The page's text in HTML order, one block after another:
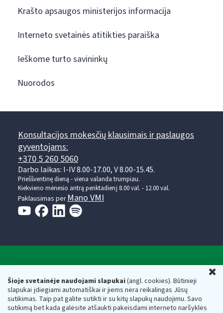
Šioje svetainėje naudojami slapukai(angl. cookies). Būtinieji
slapukai įdiegiami automatiškai ir jiems nėra reikalingas Jūsų
sutikimas. Taip pat galite sutikti ir su kitų slapukų naudojimu. Savo
sutikimą bet kada galėsite atšaukti pakeisdami interneto naršyklės
Krašto apsaugos ministerijos informacija
Interneto svetainės atitikties paraiška
Ieškome turto savininkų
Nuorodos
Konsultacijos mokesčių klausimais ir paslaugos
gyventojams:
+370 5 260 5060
Darbo laikas: I-IV 8.00-17.00, V 8.00-15.45.
Prieššventinę dieną - viena valanda trumpiau.
Kiekvieno mėnesio antrą penktadienį 8.00 val. - 12.00 val.
Paklausimas per Mano VMI
Respublikos finansų ministerijos
Biudžetinė įstaiga. Juridinio asmens kodas — 188659752,
adresas: Vasario 16-osios g. 14, 01107 Vilnius, Lietuva, el.paštas: